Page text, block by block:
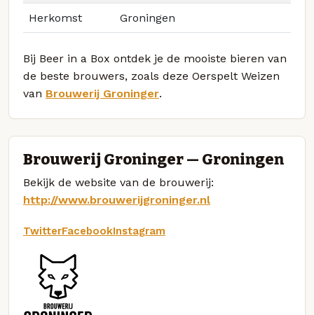
Herkomst Groningen
Bij Beer in a Box ontdek je de mooiste bieren van
de beste brouwers, zoals deze Oerspelt Weizen
van Brouwerij Groninger.
Brouwerij Groninger — Groningen
Bekijk de website van de brouwerij:
http://www.brouwerijgroninger.nl
TwitterFacebookInstagram